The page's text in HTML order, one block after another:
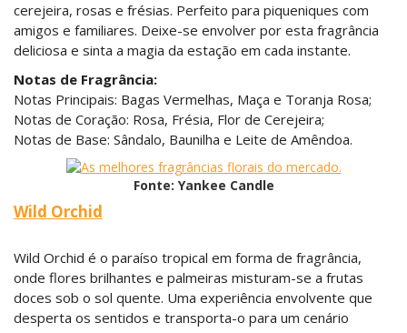
cerejeira, rosas e frésias. Perfeito para piqueniques com
amigos e familiares. Deixe-se envolver por esta fragrância
deliciosa e sinta a magia da estação em cada instante.
Notas de Fragrância:
Notas Principais: Bagas Vermelhas, Maça e Toranja Rosa;
Notas de Coração: Rosa, Frésia, Flor de Cerejeira;
Notas de Base: Sândalo, Baunilha e Leite de Amêndoa.
Fonte: Yankee Candle
Wild Orchid
Wild Orchid é o paraíso tropical em forma de fragrância,
onde flores brilhantes e palmeiras misturam-se a frutas
doces sob o sol quente. Uma experiência envolvente que
desperta os sentidos e transporta-o para um cenário